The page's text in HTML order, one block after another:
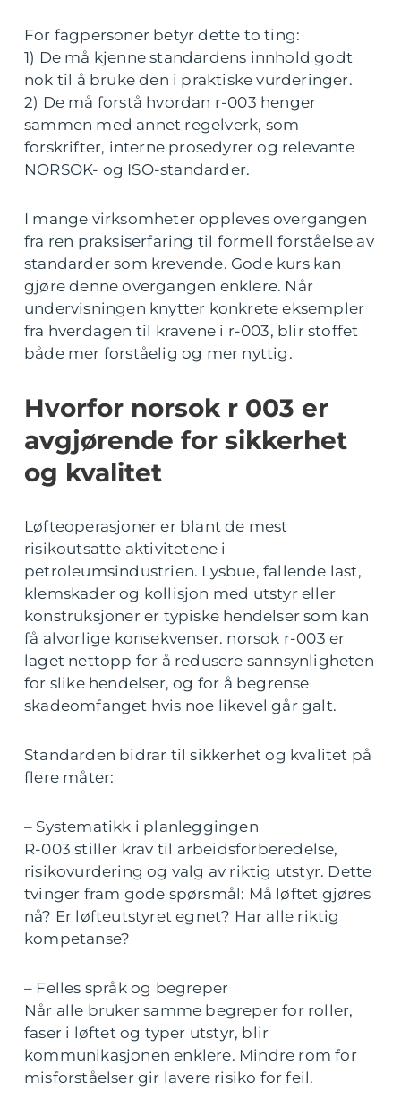
For fagpersoner betyr dette to ting:
1) De må kjenne standardens innhold godt
nok til å bruke den i praktiske vurderinger.
2) De må forstå hvordan r-003 henger
sammen med annet regelverk, som
forskrifter, interne prosedyrer og relevante
NORSOK- og ISO-standarder.
I mange virksomheter oppleves overgangen
fra ren praksiserfaring til formell forståelse av
standarder som krevende. Gode kurs kan
gjøre denne overgangen enklere. Når
undervisningen knytter konkrete eksempler
fra hverdagen til kravene i r-003, blir stoffet
både mer forståelig og mer nyttig.
Hvorfor norsok r 003 er
avgjørende for sikkerhet
og kvalitet
Løfteoperasjoner er blant de mest
risikoutsatte aktivitetene i
petroleumsindustrien. Lysbue, fallende last,
klemskader og kollisjon med utstyr eller
konstruksjoner er typiske hendelser som kan
få alvorlige konsekvenser. norsok r-003 er
laget nettopp for å redusere sannsynligheten
for slike hendelser, og for å begrense
skadeomfanget hvis noe likevel går galt.
Standarden bidrar til sikkerhet og kvalitet på
flere måter:
– Systematikk i planleggingen
R-003 stiller krav til arbeidsforberedelse,
risikovurdering og valg av riktig utstyr. Dette
tvinger fram gode spørsmål: Må løftet gjøres
nå? Er løfteutstyret egnet? Har alle riktig
kompetanse?
– Felles språk og begreper
Når alle bruker samme begreper for roller,
faser i løftet og typer utstyr, blir
kommunikasjonen enklere. Mindre rom for
misforståelser gir lavere risiko for feil.